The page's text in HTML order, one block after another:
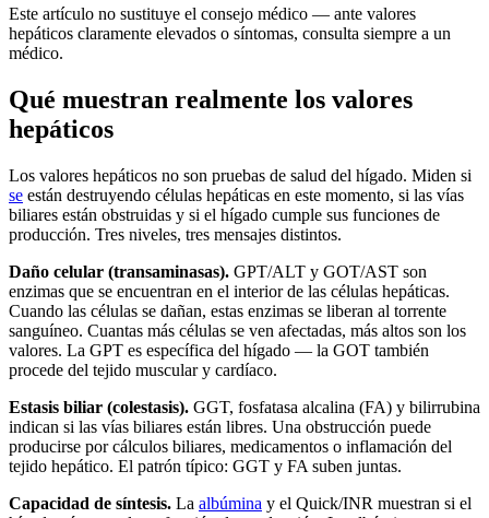
Este artículo no sustituye el consejo médico — ante valores
hepáticos claramente elevados o síntomas, consulta siempre a un
médico.
Qué muestran realmente los valores
hepáticos
Los valores hepáticos no son pruebas de salud del hígado. Miden si
se están destruyendo células hepáticas en este momento, si las vías
biliares están obstruidas y si el hígado cumple sus funciones de
producción. Tres niveles, tres mensajes distintos.
Daño celular (transaminasas). GPT/ALT y GOT/AST son
enzimas que se encuentran en el interior de las células hepáticas.
Cuando las células se dañan, estas enzimas se liberan al torrente
sanguíneo. Cuantas más células se ven afectadas, más altos son los
valores. La GPT es específica del hígado — la GOT también
procede del tejido muscular y cardíaco.
Estasis biliar (colestasis). GGT, fosfatasa alcalina (FA) y bilirrubina
indican si las vías biliares están libres. Una obstrucción puede
producirse por cálculos biliares, medicamentos o inflamación del
tejido hepático. El patrón típico: GGT y FA suben juntas.
Capacidad de síntesis. La albúmina y el Quick/INR muestran si el